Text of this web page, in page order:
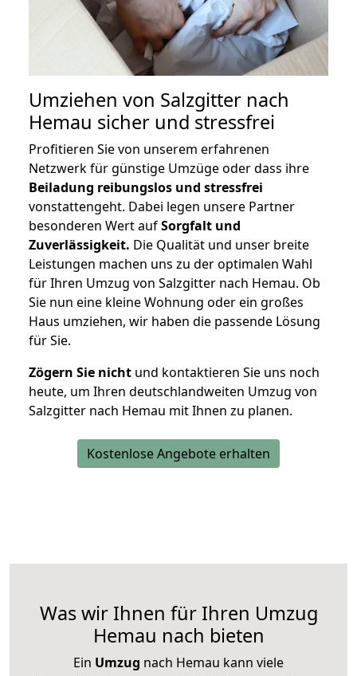
Umziehen von Salzgitter nach
Hemau sicher und stressfrei
Profitieren Sie von unserem erfahrenen
Netzwerk für günstige Umzüge oder dass ihre
Beiladung reibungslos und stressfrei
vonstattengeht. Dabei legen unsere Partner
besonderen Wert aufSorgfalt und
Zuverlässigkeit. Die Qualität und unser breite
Leistungen machen uns zu der optimalen Wahl
für Ihren Umzug von Salzgitter nach Hemau. Ob
Sie nun eine kleine Wohnung oder ein großes
Haus umziehen, wir haben die passende Lösung
für Sie.
Zögern Sie nicht und kontaktieren Sie uns noch
heute, um Ihren deutschlandweiten Umzug von
Salzgitter nach Hemau mit Ihnen zu planen.
Kostenlose Angebote erhalten
Was wir Ihnen für Ihren Umzug
Hemau nach bieten
Ein Umzug nach Hemau kann viele